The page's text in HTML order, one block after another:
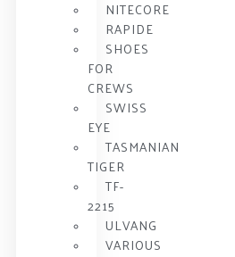
NITECORE
RAPIDE
SHOES
FOR
CREWS
SWISS
EYE
TASMANIAN
TIGER
TF-
2215
ULVANG
VARIOUS